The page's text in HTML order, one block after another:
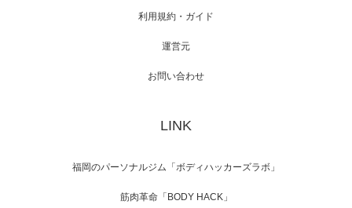
映画「メカバース」舞台挨拶へマッスルプラ
ルプ…
利用規約・ガイド
運営元
お問い合わせ
LINK
福岡のパーソナルジム「ボディハッカーズラボ」
筋肉革命「BODY HACK」